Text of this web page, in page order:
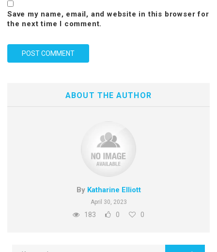
Save my name, email, and website in this browser for
the next time I comment.
ABOUT THE AUTHOR
By Katharine Elliott
April 30, 2023
183 0 0